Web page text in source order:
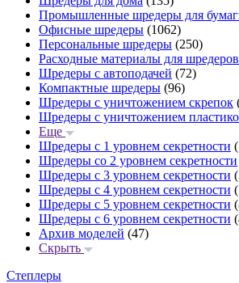
Промышленные шредеры для
Офисные шредеры (1062)
Персональные шредеры (250)
Расходные материалы для шредеров
Шредеры с автоподачей (72)
Компактные шредеры (96)
Шредеры с уничтожением скрепок
Шредеры с уничтожением
Еще
Шредеры с 1 уровнем секретности
Шредеры со 2 уровнем секретности
Шредеры с 3 уровнем секретности
Шредеры с 4 уровнем секретности
Шредеры с 5 уровнем секретности
Шредеры с 6 уровнем секретности
Архив моделей (47)
Скрыть
Степлеры